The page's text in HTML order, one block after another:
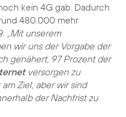
kein 4G gab. Dadurch
480.000 mehr
„Mit unserem
wir uns der Vorgabe der
genähert, 97 Prozent der
versorgen zu
Ziel, aber wir sind
der Nachfrist zu